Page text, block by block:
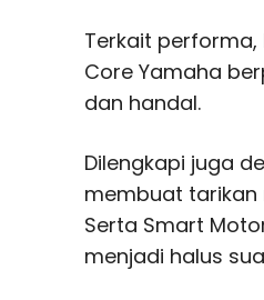
Terkait performa,
Core Yamaha
dan handal.
Dilengkapi juga
membuat
Serta Smart
menjadi halus